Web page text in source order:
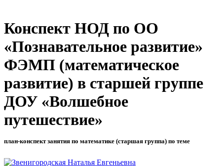
Конспект НОД по ОО
«Познавательное развитие»
ФЭМП (математическое
развитие) в старшей группе
ДОУ «Волшебное
путешествие»
план-конспект занятия по математике (старшая группа) по теме